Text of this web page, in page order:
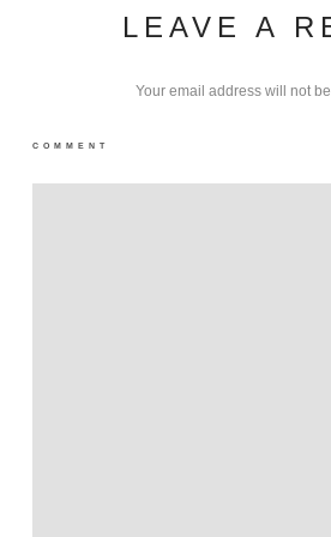
LEAVE A
Your email address will not
COMMENT